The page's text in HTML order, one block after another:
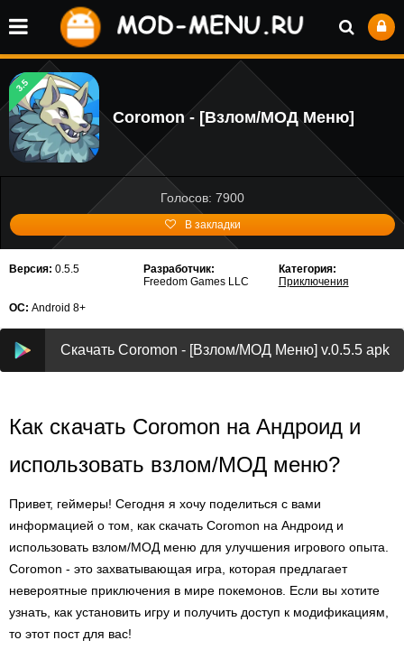
3.5
Coromon - [Взлом/МОД Меню]
Голосов: 7900
В закладки
Версия: 0.5.5
Разработчик:
Freedom Games LLC
Категория:
Приключения
ОС: Android 8+
Скачать Coromon - [Взлом/МОД Меню] v.0.5.5 apk
Как скачать Coromon на Андроид и
использовать взлом/МОД меню?
Привет, геймеры! Сегодня я хочу поделиться с вами
информацией о том, как скачать Coromon на Андроид и
использовать взлом/МОД меню для улучшения игрового опыта.
Coromon - это захватывающая игра, которая предлагает
невероятные приключения в мире покемонов. Если вы хотите
узнать, как установить игру и получить доступ к модификациям,
то этот пост для вас!